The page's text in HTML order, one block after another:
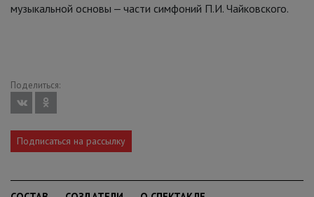
музыкальной основы ‒ части симфоний П.И. Чайковского.
Поделиться:
Подписаться на рассылку